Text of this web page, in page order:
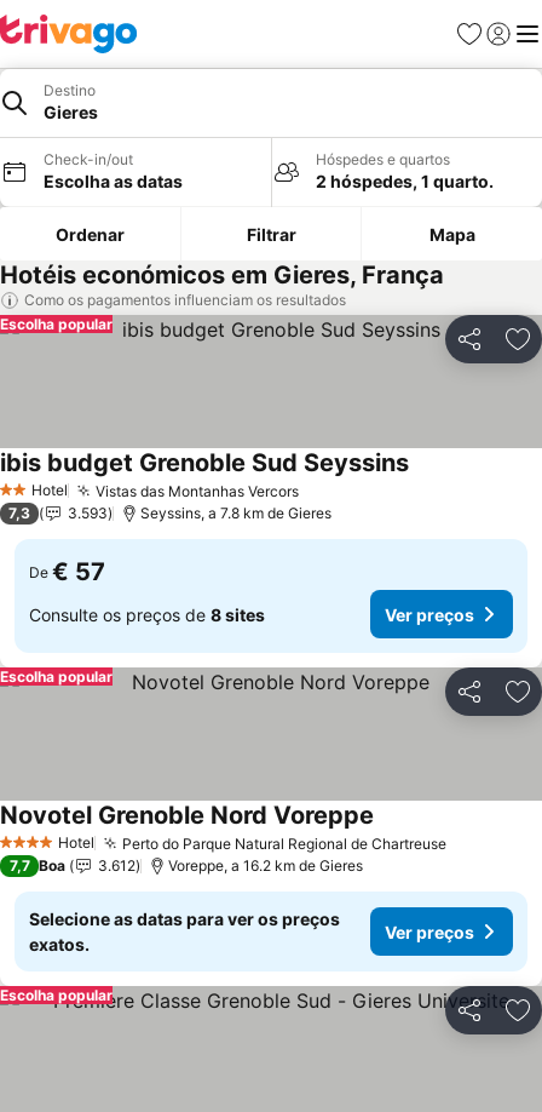
Favoritos
Iniciar
Destino
Gieres
Check-in/out
Escolha as datas
Hóspedes e quartos
2 hóspedes, 1 quarto.
Ordenar Filtrar Mapa
Hotéis económicos em Gieres, França
Como os pagamentos influenciam os resultados
Partilhar
Escolha popular
2 Estrelas
Hotel Vistas das Montanhas Vercors
ibis budget Grenoble Sud Seyssins
7,3 3.593 Seyssins, a 7.8 km de Gieres
De € 57
Consulte os preços de 8 sites Ver preços
Partilhar
Escolha popular
4 EstrelasHotel Perto do Parque Natural Regional de Chartreuse
Novotel Grenoble Nord Voreppe
7,7 Boa 3.612 Voreppe, a 16.2 km de Gieres
Selecione as datas para ver os preços
exatos.
Ver preços
Partilhar
Escolha popular